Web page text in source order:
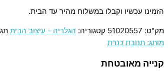
הזמינו עכשיו וקבלו במשלוח מהיר עד הבית.
מק"ט: 51020557 קטגוריה: הגלריה - עיצוב הבית
מותג: תנובת כנרת
קנייה מאובטחת